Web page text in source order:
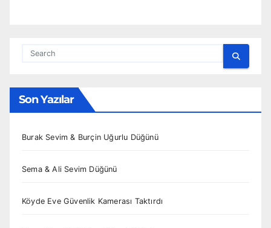
Son Yazılar
Burak Sevim & Burçin Uğurlu Düğünü
Sema & Ali Sevim Düğünü
Köyde Eve Güvenlik Kamerası Taktırdı